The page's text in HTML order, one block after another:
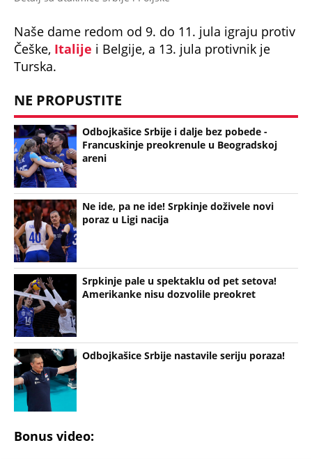
Češke,Italijei Belgije, a 13. jula protivnik je
Turska.
Odbojkašice Srbije i dalje bez pobede -
Francuskinje preokrenule u Beogradskoj
areni
Ne ide, pa ne ide! Srpkinje doživele novi
poraz u Ligi nacija
Srpkinje pale u spektaklu od pet setova!
Amerikanke nisu dozvolile preokret
Odbojkašice Srbije nastavile seriju poraza!